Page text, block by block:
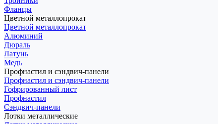
Фланцы
Цветной металлопрокат
Цветной металлопрокат
Алюминий
Дюраль
Латунь
Медь
Профнастил и сэндвич-панели
Профнастил и сэндвич-панели
Гофрированный лист
Профнастил
Сэндвич-панели
Лотки металлические